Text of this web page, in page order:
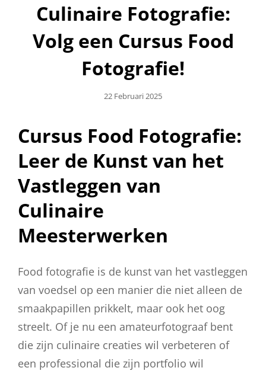
Culinaire Fotografie:
Volg een Cursus Food
Fotografie!
Geplaatst
22 Februari 2025
Cursus Food Fotografie:
Leer de Kunst van het
Vastleggen van
Culinaire
Meesterwerken
Food fotografie is de kunst van het vastleggen
van voedsel op een manier die niet alleen de
smaakpapillen prikkelt, maar ook het oog
streelt. Of je nu een amateurfotograaf bent
die zijn culinaire creaties wil verbeteren of
een professional die zijn portfolio wil